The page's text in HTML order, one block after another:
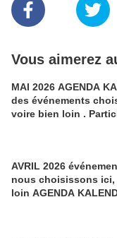
Vous aimerez
MAI 2026 AGENDA
des événements
voire bien loin .
AVRIL 2026
nous choisissons
loin AGENDA